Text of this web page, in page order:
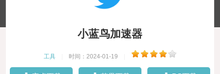
小蓝鸟加速器
工具 时间：2024-01-19